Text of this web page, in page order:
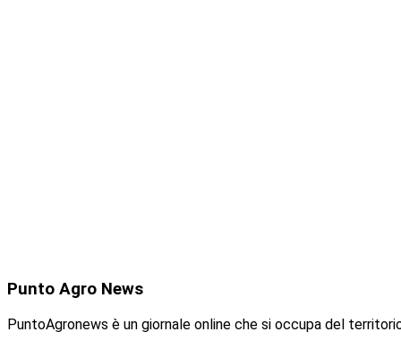
Punto Agro News
PuntoAgronews è un giornale online che si occupa del